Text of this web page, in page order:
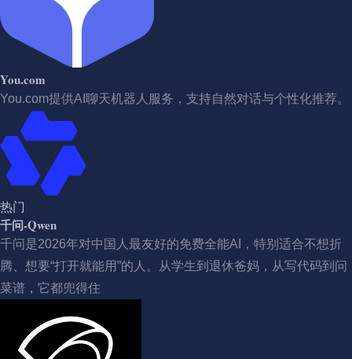
You.com
You.com提供AI聊天机器人服务，支持自然对话与个性化推荐。
热门
千问-Qwen
千问是2026年对中国人最友好的免费全能AI，特别适合不想折
腾、想要“打开就能用”的人。从学生到退休爸妈，从写代码到问
菜谱，它都兜得住